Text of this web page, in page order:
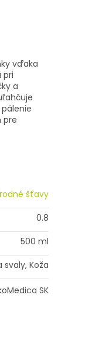
vďaka
pri
a
pre
šťavy
0.8
500 ml
svaly, Koža
SK